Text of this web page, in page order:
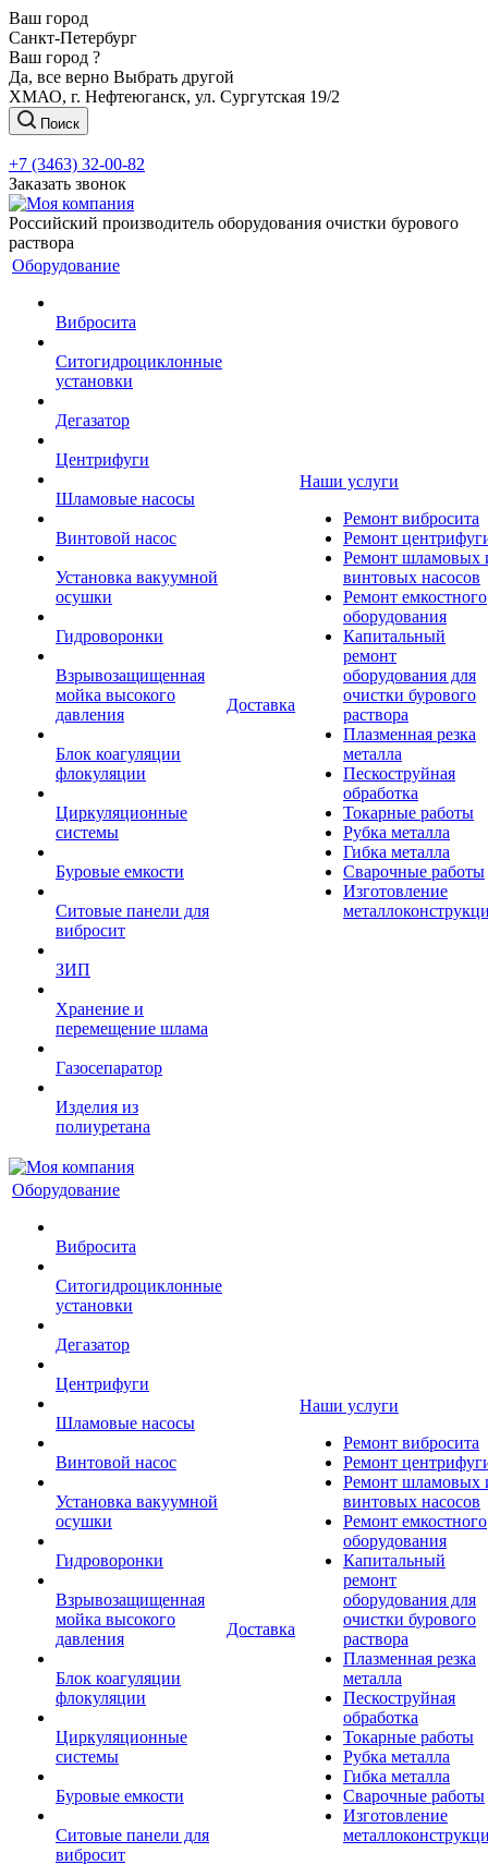
Ваш город
Санкт-Петербург
Ваш город ?
Да, все верно Выбрать другой
ХМАО, г. Нефтеюганск, ул. Сургутская 19/2
Поиск
+7 (3463) 32-00-82
Заказать звонок
Российский производитель оборудования очистки бурового
раствора
Оборудование
Вибросита
Ситогидроциклонные
установки
Дегазатор
Центрифуги
Шламовые насосы
Винтовой насос
Установка вакуумной
осушки
Гидроворонки
Взрывозащищенная
мойка высокого
давления
Блок коагуляции
флокуляции
Циркуляционные
системы
Буровые емкости
Ситовые панели для
вибросит
ЗИП
Хранение и
перемещение шлама
Газосепаратор
Изделия из
полиуретана
Доставка
Наши услуги
Ремонт вибросита
Ремонт
Ремонт шламовых
винтовых насосов
Ремонт емкостного
оборудования
Капитальный
ремонт
оборудования для
очистки бурового
раствора
Плазменная резка
металла
Пескоструйная
обработка
Токарные работы
Рубка металла
Гибка металла
Сварочные работы
Изготовление
Оборудование
Вибросита
Ситогидроциклонные
установки
Дегазатор
Центрифуги
Шламовые насосы
Винтовой насос
Установка вакуумной
осушки
Гидроворонки
Взрывозащищенная
мойка высокого
давления
Блок коагуляции
флокуляции
Циркуляционные
системы
Буровые емкости
Ситовые панели для
вибросит
Доставка
Наши услуги
Ремонт вибросита
Ремонт
Ремонт шламовых
винтовых насосов
Ремонт емкостного
оборудования
Капитальный
ремонт
оборудования для
очистки бурового
раствора
Плазменная резка
металла
Пескоструйная
обработка
Токарные работы
Рубка металла
Гибка металла
Сварочные работы
Изготовление